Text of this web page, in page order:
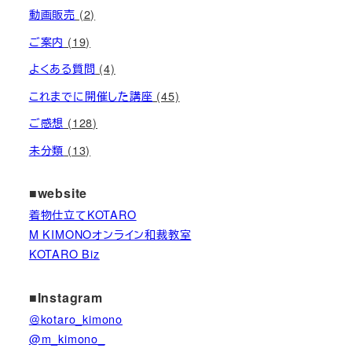
動画販売 (2)
ご案内 (19)
よくある質問 (4)
これまでに開催した講座 (45)
ご感想 (128)
未分類 (13)
■website
着物仕立てKOTARO
M KIMONOオンライン和裁教室
KOTARO Biz
■Instagram
＠kotaro_kimono
@m_kimono_